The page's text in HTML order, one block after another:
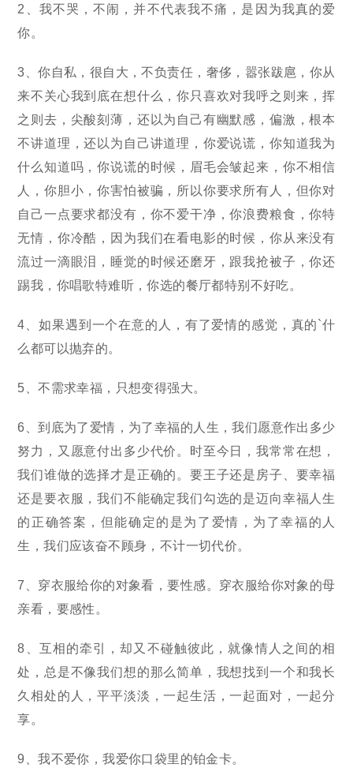
2、我不哭，不闹，并不代表我不痛，是因为我真的爱
你。
3、你自私，很自大，不负责任，奢侈，嚣张跋扈，你从
来不关心我到底在想什么，你只喜欢对我呼之则来，挥
之则去，尖酸刻薄，还以为自己有幽默感，偏激，根本
不讲道理，还以为自己讲道理，你爱说谎，你知道我为
什么知道吗，你说谎的时候，眉毛会皱起来，你不相信
人，你胆小，你害怕被骗，所以你要求所有人，但你对
自己一点要求都没有，你不爱干净，你浪费粮食，你特
无情，你冷酷，因为我们在看电影的时候，你从来没有
流过一滴眼泪，睡觉的时候还磨牙，跟我抢被子，你还
踢我，你唱歌特难听，你选的餐厅都特别不好吃。
4、如果遇到一个在意的人，有了爱情的感觉，真的`什
么都可以抛弃的。
5、不需求幸福，只想变得强大。
6、到底为了爱情，为了幸福的人生，我们愿意作出多少
努力，又愿意付出多少代价。时至今日，我常常在想，
我们谁做的选择才是正确的。要王子还是房子、要幸福
还是要衣服，我们不能确定我们勾选的是迈向幸福人生
的正确答案，但能确定的是为了爱情，为了幸福的人
生，我们应该奋不顾身，不计一切代价。
7、穿衣服给你的对象看，要性感。穿衣服给你对象的母
亲看，要感性。
8、互相的牵引，却又不碰触彼此，就像情人之间的相
处，总是不像我们想的那么简单，我想找到一个和我长
久相处的人，平平淡淡，一起生活，一起面对，一起分
享。
9、我不爱你，我爱你口袋里的铂金卡。